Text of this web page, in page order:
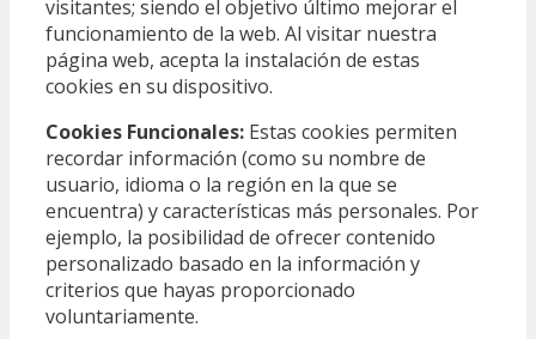
visitantes; siendo el objetivo último mejorar el
funcionamiento de la web. Al visitar nuestra
página web, acepta la instalación de estas
cookies en su dispositivo.
Cookies Funcionales: Estas cookies permiten
recordar información (como su nombre de
usuario, idioma o la región en la que se
encuentra) y características más personales. Por
ejemplo, la posibilidad de ofrecer contenido
personalizado basado en la información y
criterios que hayas proporcionado
voluntariamente.